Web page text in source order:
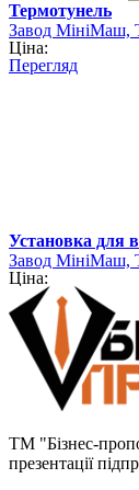
Термотунель
Завод МініМаш,
Ціна:
Перегляд
Установка для
Завод МініМаш,
Ціна:
ТМ "Бізнес-
презентації